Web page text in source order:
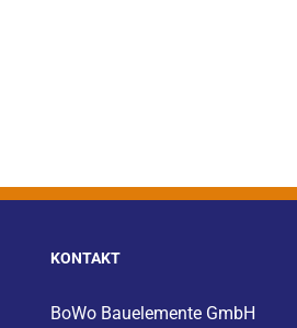
KONTAKT
BoWo Bauelemente GmbH